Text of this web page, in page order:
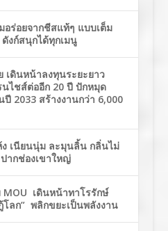
ร่อยจากชีสแท้ๆ แบบเต็ม
งก์สนุกได้ทุกเมนู
เดินหน้าลงทุนระยะยาว
ไชส์ต่ออีก 20 ปี ปักหมุด
2033 สร้างงานกว่า 6,000
เนียนนุ่ม ละมุนลิ้น กลิ่นไม่
ปากช่องเขาใหญ่
เดินหน้าทาโรรักษ์
โลก” พลิกขยะเป็นพลังงาน